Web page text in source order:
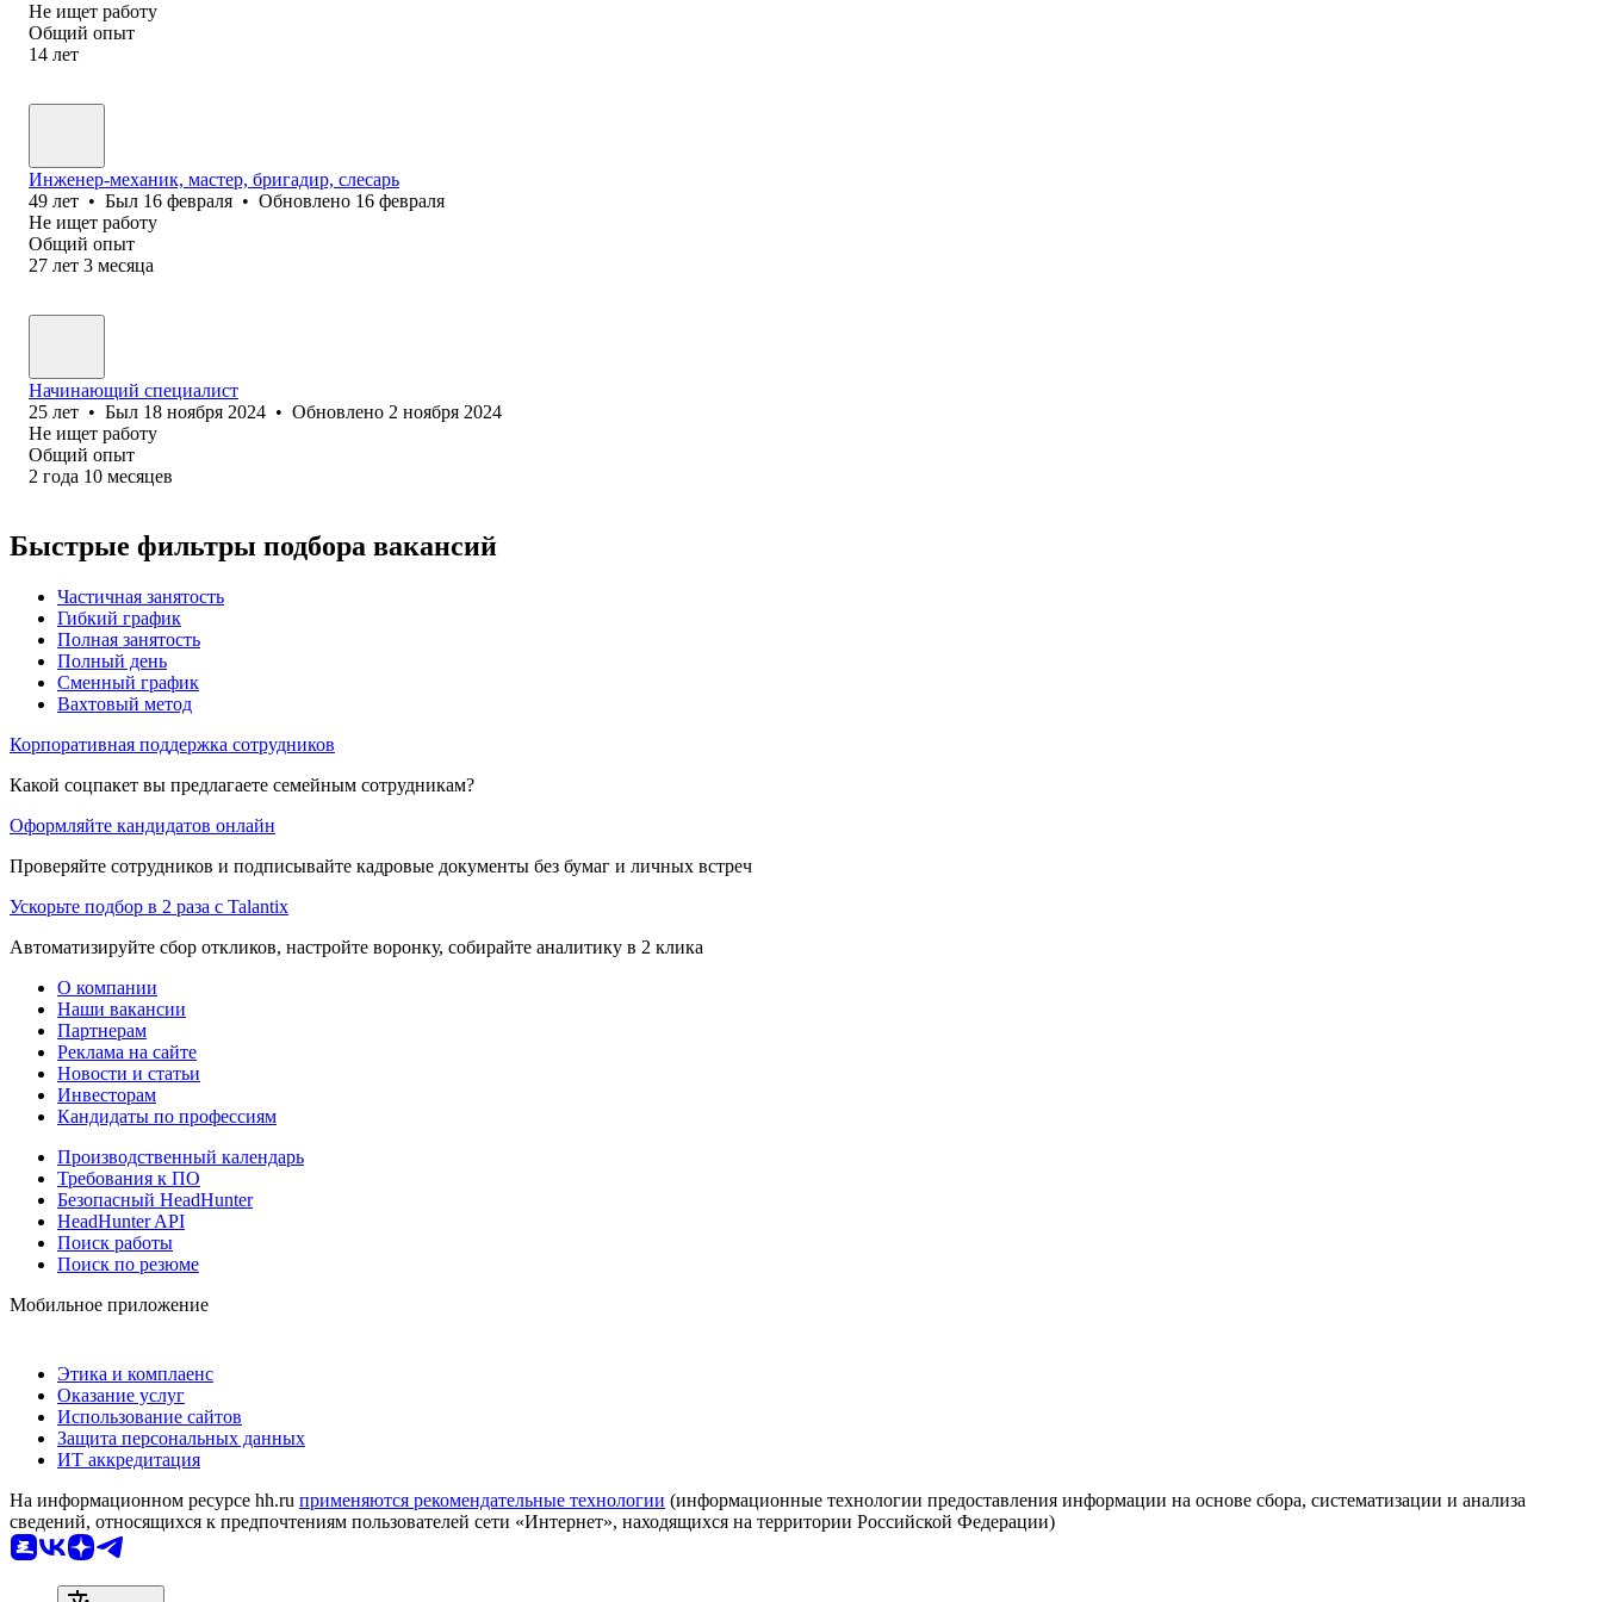
Не ищет работу
Общий опыт
14 лет
Инженер-механик, мастер, бригадир, слесарь
49 лет • Был 16 февраля • Обновлено 16 февраля
Не ищет работу
Общий опыт
27 лет 3 месяца
Начинающий специалист
25 лет • Был 18 ноября 2024 • Обновлено 2 ноября 2024
Не ищет работу
Общий опыт
2 года 10 месяцев
Быстрые фильтры подбора вакансий
Частичная занятость
Гибкий график
Полная занятость
Полный день
Сменный график
Вахтовый метод
Корпоративная поддержка сотрудников
Какой соцпакет вы предлагаете семейным сотрудникам?
Оформляйте кандидатов онлайн
Проверяйте сотрудников и подписывайте кадровые документы без бумаг и личных встреч
Ускорьте подбор в 2 раза с Talantix
Автоматизируйте сбор откликов, настройте воронку, собирайте аналитику в 2 клика
О компании
Наши вакансии
Партнерам
Реклама на сайте
Новости и статьи
Инвесторам
Кандидаты по профессиям
Производственный календарь
Требования к ПО
Безопасный HeadHunter
HeadHunter API
Поиск работы
Поиск по резюме
Мобильное приложение
Этика и комплаенс
Оказание услуг
Использование сайтов
Защита персональных данных
ИТ аккредитация
На информационном ресурсе hh.ru применяются рекомендательные технологии (информационные технологии предоставления информации на основе сбора, систематизации и анализа
сведений, относящихся к предпочтениям пользователей сети «Интернет», находящихся на территории Российской Федерации)